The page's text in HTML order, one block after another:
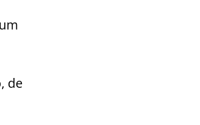
de